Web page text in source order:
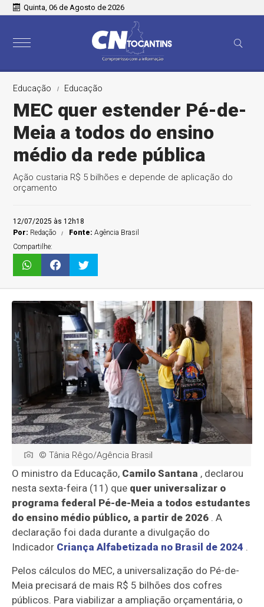
Quinta, 06 de Agosto de 2026
Educação Educação
MEC quer estender Pé-de-
Meia a todos do ensino
médio da rede pública
Ação custaria R$ 5 bilhões e depende de aplicação do
orçamento
12/07/2025 às 12h18
Por: Redação Fonte:Agência Brasil
Compartilhe:
© Tânia Rêgo/Agência Brasil
O ministro da Educação, Camilo Santana , declarou
nesta sexta-feira (11) que quer universalizar o
programa federal Pé-de-Meia a todos estudantes
do ensino médio público, a partir de 2026 . A
declaração foi dada durante a divulgação do
Indicador Criança Alfabetizada no Brasil de 2024 .
Pelos cálculos do MEC, a universalização do Pé-de-
Meia precisará de mais R$ 5 bilhões dos cofres
públicos. Para viabilizar a ampliação orçamentária, o